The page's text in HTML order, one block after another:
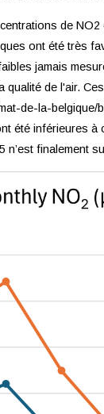
de
ont été très
jamais
qualité de l'air.
de-la-
été inférieures
n’est finalement